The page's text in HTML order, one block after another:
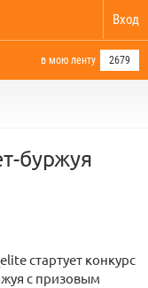
Вход
в мою ленту 2679
буржуя
стартует конкурс
с призовым